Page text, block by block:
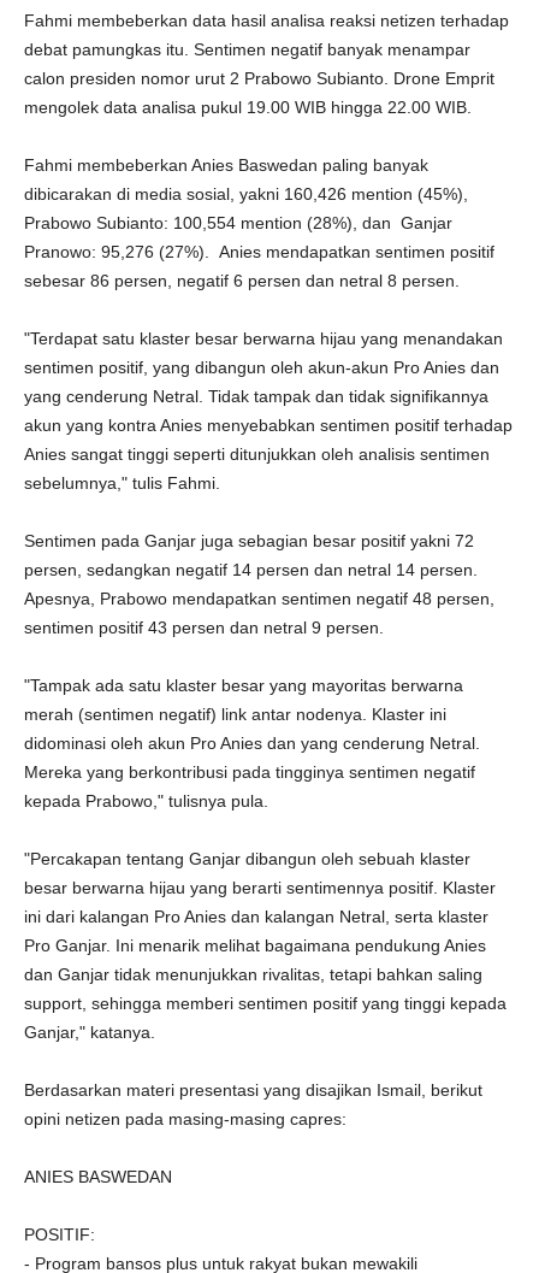
Fahmi membeberkan data hasil analisa reaksi netizen terhadap
debat pamungkas itu. Sentimen negatif banyak menampar
calon presiden nomor urut 2 Prabowo Subianto. Drone Emprit
mengolek data analisa pukul 19.00 WIB hingga 22.00 WIB.
Fahmi membeberkan Anies Baswedan paling banyak
dibicarakan di media sosial, yakni 160,426 mention (45%),
Prabowo Subianto: 100,554 mention (28%), dan Ganjar
Pranowo: 95,276 (27%). Anies mendapatkan sentimen positif
sebesar 86 persen, negatif 6 persen dan netral 8 persen.
"Terdapat satu klaster besar berwarna hijau yang menandakan
sentimen positif, yang dibangun oleh akun-akun Pro Anies dan
yang cenderung Netral. Tidak tampak dan tidak signifikannya
akun yang kontra Anies menyebabkan sentimen positif terhadap
Anies sangat tinggi seperti ditunjukkan oleh analisis sentimen
sebelumnya," tulis Fahmi.
Sentimen pada Ganjar juga sebagian besar positif yakni 72
persen, sedangkan negatif 14 persen dan netral 14 persen.
Apesnya, Prabowo mendapatkan sentimen negatif 48 persen,
sentimen positif 43 persen dan netral 9 persen.
"Tampak ada satu klaster besar yang mayoritas berwarna
merah (sentimen negatif) link antar nodenya. Klaster ini
didominasi oleh akun Pro Anies dan yang cenderung Netral.
Mereka yang berkontribusi pada tingginya sentimen negatif
kepada Prabowo," tulisnya pula.
"Percakapan tentang Ganjar dibangun oleh sebuah klaster
besar berwarna hijau yang berarti sentimennya positif. Klaster
ini dari kalangan Pro Anies dan kalangan Netral, serta klaster
Pro Ganjar. Ini menarik melihat bagaimana pendukung Anies
dan Ganjar tidak menunjukkan rivalitas, tetapi bahkan saling
support, sehingga memberi sentimen positif yang tinggi kepada
Ganjar," katanya.
Berdasarkan materi presentasi yang disajikan Ismail, berikut
opini netizen pada masing-masing capres:
ANIES BASWEDAN
POSITIF:
- Program bansos plus untuk rakyat bukan mewakili